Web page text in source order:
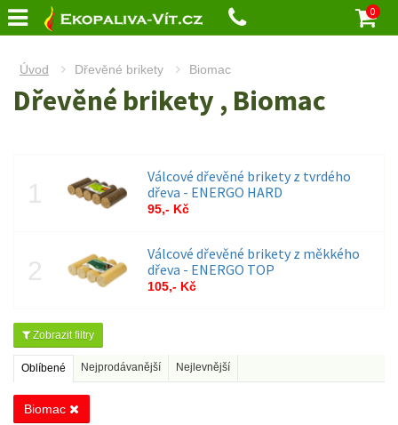
Úvod Dřevěné brikety Biomac
Dřevěné brikety , Biomac
Válcové dřevěné brikety z tvrdého
dřeva - ENERGO HARD
95,- Kč
Válcové dřevěné brikety z měkkého
dřeva - ENERGO TOP
105,- Kč
Zobrazit filtry
Oblíbené Nejprodávanější Nejlevnější
Biomac
0